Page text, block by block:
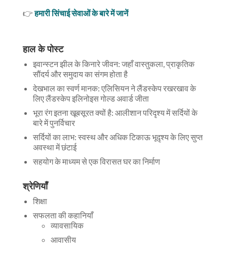
👉हमारी सिंचाई सेवाओं के बारे में जानें
हाल के पोस्ट
इवान्स्टन झील के किनारे जीवन: जहाँ वास्तुकला, प्राकृतिक
सौंदर्य और समुदाय का संगम होता है
देखभाल का स्वर्ण मानक: एलिसियन ने लैंडस्केप रखरखाव के
लिए लैंडस्केप इलिनोइस गोल्ड अवार्ड जीता
भूरा रंग इतना खूबसूरत क्यों है: आलीशान परिदृश्य में सर्दियों के
बारे में पुनर्विचार
सर्दियों का लाभ: स्वस्थ और अधिक टिकाऊ भूदृश्य के लिए सुप्त
अवस्था में छंटाई
सहयोग के माध्यम से एक विरासत घर का निर्माण
श्रेणियाँ
शिक्षा
सफलता की कहानियाँ
व्यावसायिक
आवासीय